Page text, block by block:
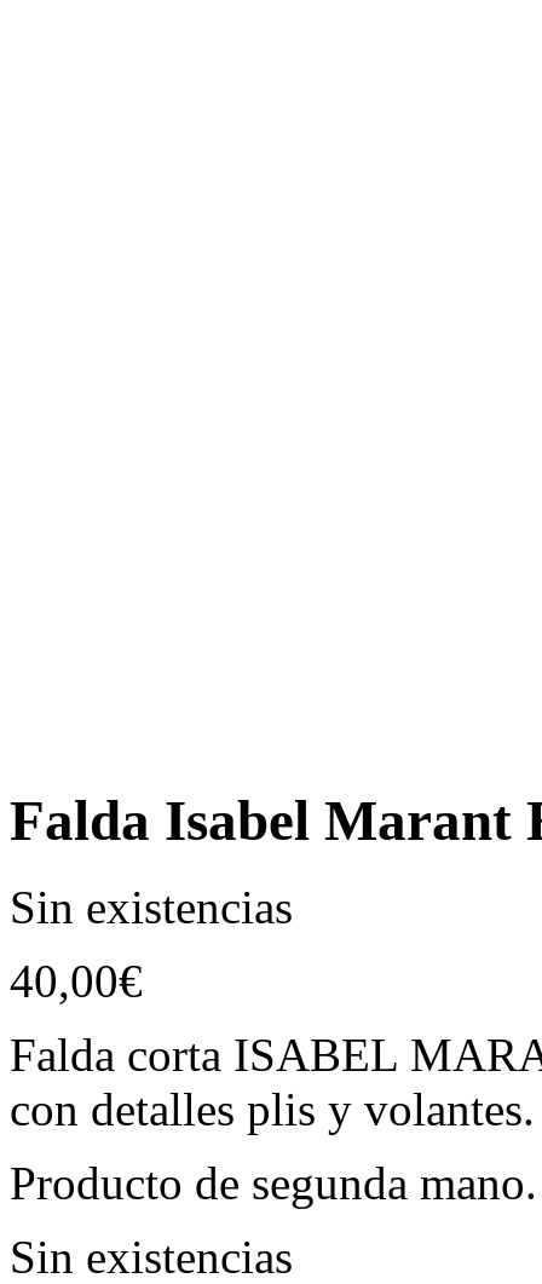
Falda Isabel Marant
Sin existencias
40,00€
Falda corta ISABEL
con detalles plis y
Producto de segunda mano.
Sin existencias